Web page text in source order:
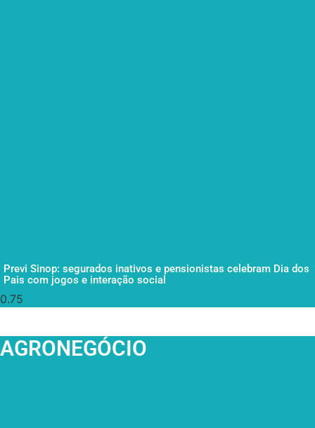
Previ Sinop: segurados inativos e pensionistas celebram Dia dos
Pais com jogos e interação social
AGRONEGÓCIO